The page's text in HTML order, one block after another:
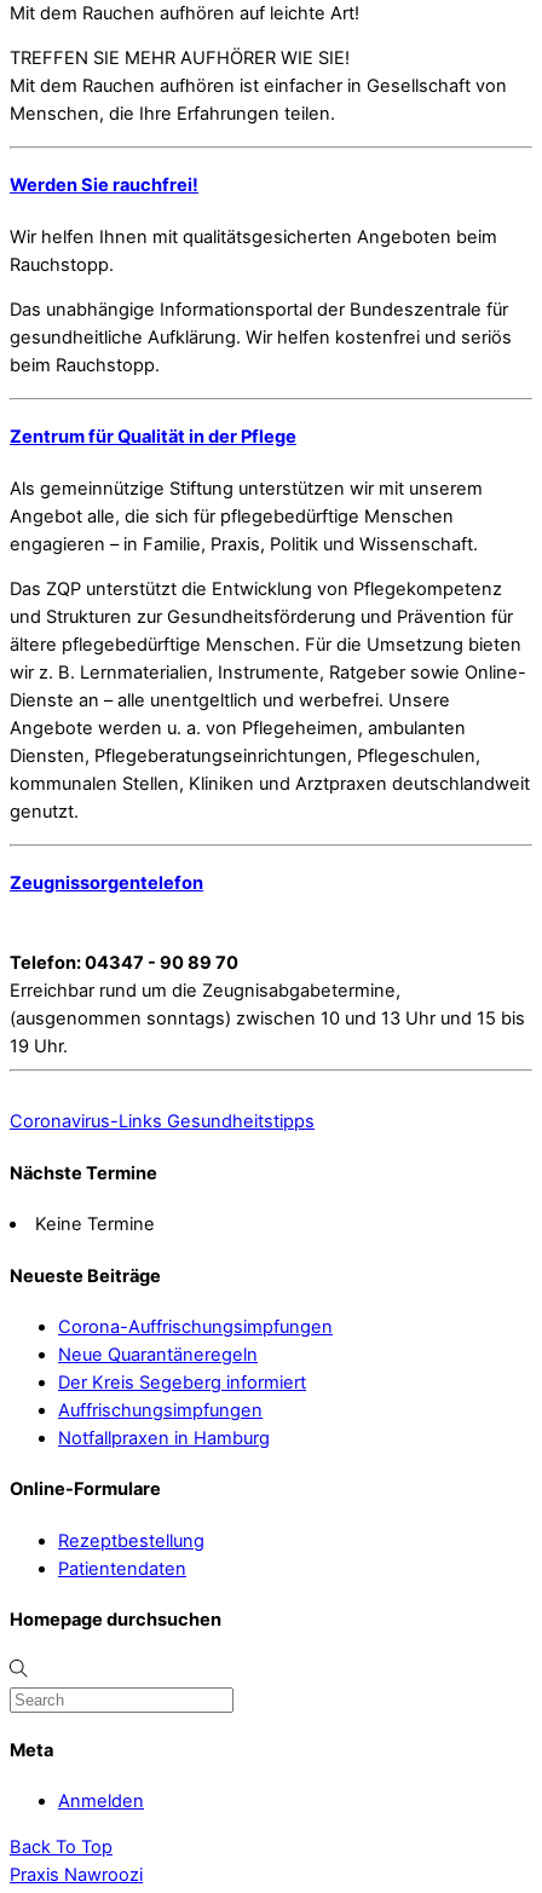
Mit dem Rauchen aufhören auf leichte Art!
TREFFEN SIE MEHR AUFHÖRER WIE SIE!
Mit dem Rauchen aufhören ist einfacher in Gesellschaft von
Menschen, die Ihre Erfahrungen teilen.
Werden Sie rauchfrei!
Wir helfen Ihnen mit qualitätsgesicherten Angeboten beim
Rauchstopp.
Das unabhängige Informationsportal der Bundeszentrale für
gesundheitliche Aufklärung. Wir helfen kostenfrei und seriös
beim Rauchstopp.
Zentrum für Qualität in der Pflege
Als gemeinnützige Stiftung unterstützen wir mit unserem
Angebot alle, die sich für pflegebedürftige Menschen
engagieren – in Familie, Praxis, Politik und Wissenschaft.
Das ZQP unterstützt die Entwicklung von Pflegekompetenz
und Strukturen zur Gesundheitsförderung und Prävention für
ältere pflegebedürftige Menschen. Für die Umsetzung bieten
wir z. B. Lernmaterialien, Instrumente, Ratgeber sowie Online-
Dienste an – alle unentgeltlich und werbefrei. Unsere
Angebote werden u. a. von Pflegeheimen, ambulanten
Diensten, Pflegeberatungseinrichtungen, Pflegeschulen,
kommunalen Stellen, Kliniken und Arztpraxen deutschlandweit
genutzt.
Zeugnissorgentelefon
Telefon: 04347 - 90 89 70
Erreichbar rund um die Zeugnisabgabetermine,
(ausgenommen sonntags) zwischen 10 und 13 Uhr und 15 bis
19 Uhr.
Coronavirus-Links Gesundheitstipps
Nächste Termine
Keine Termine
Neueste Beiträge
Corona-Auffrischungsimpfungen
Neue Quarantäneregeln
Der Kreis Segeberg informiert
Auffrischungsimpfungen
Notfallpraxen in Hamburg
Online-Formulare
Rezeptbestellung
Patientendaten
Homepage durchsuchen
Meta
Anmelden
Back To Top
Praxis Nawroozi